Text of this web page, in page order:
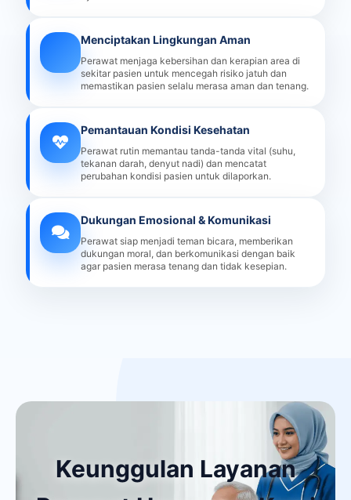
Menciptakan Lingkungan Aman
Perawat menjaga kebersihan dan kerapian area di
sekitar pasien untuk mencegah risiko jatuh dan
memastikan pasien selalu merasa aman dan tenang.
Pemantauan Kondisi Kesehatan
Perawat rutin memantau tanda-tanda vital (suhu,
tekanan darah, denyut nadi) dan mencatat
perubahan kondisi pasien untuk dilaporkan.
Dukungan Emosional & Komunikasi
Perawat siap menjadi teman bicara, memberikan
dukungan moral, dan berkomunikasi dengan baik
agar pasien merasa tenang dan tidak kesepian.
Keunggulan Layanan